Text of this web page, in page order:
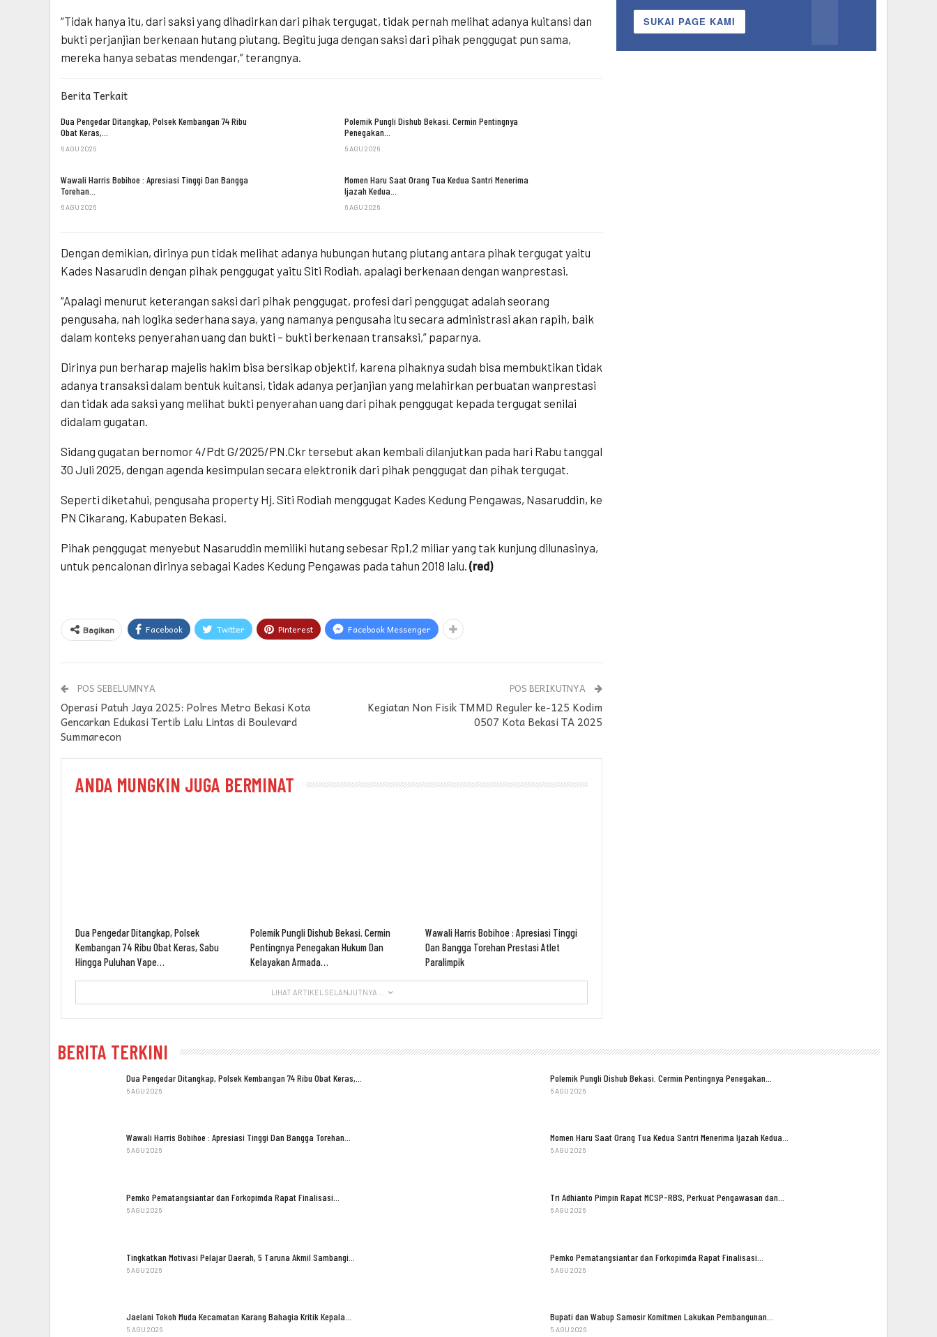
“Tidak hanya itu, dari saksi yang dihadirkan dari pihak tergugat, tidak pernah melihat adanya kuitansi dan
bukti perjanjian berkenaan hutang piutang. Begitu juga dengan saksi dari pihak penggugat pun sama,
mereka hanya sebatas mendengar,” terangnya.
Berita Terkait
Dua Pengedar Ditangkap, Polsek Kembangan 74 Ribu
Obat Keras,…
6 AGU 2026
Polemik Pungli Dishub Bekasi. Cermin Pentingnya
Penegakan…
6 AGU 2026
Wawali Harris Bobihoe : Apresiasi Tinggi Dan Bangga
Torehan…
6 AGU 2026
Momen Haru Saat Orang Tua Kedua Santri Menerima
Ijazah Kedua…
6 AGU 2026
Dengan demikian, dirinya pun tidak melihat adanya hubungan hutang piutang antara pihak tergugat yaitu
Kades Nasarudin dengan pihak penggugat yaitu Siti Rodiah, apalagi berkenaan dengan wanprestasi.
“Apalagi menurut keterangan saksi dari pihak penggugat, profesi dari penggugat adalah seorang
pengusaha, nah logika sederhana saya, yang namanya pengusaha itu secara administrasi akan rapih, baik
dalam konteks penyerahan uang dan bukti – bukti berkenaan transaksi,” paparnya.
Dirinya pun berharap majelis hakim bisa bersikap objektif, karena pihaknya sudah bisa membuktikan tidak
adanya transaksi dalam bentuk kuitansi, tidak adanya perjanjian yang melahirkan perbuatan wanprestasi
dan tidak ada saksi yang melihat bukti penyerahan uang dari pihak penggugat kepada tergugat senilai
didalam gugatan.
Sidang gugatan bernomor 4/Pdt G/2025/PN.Ckr tersebut akan kembali dilanjutkan pada hari Rabu tanggal
30 Juli 2025, dengan agenda kesimpulan secara elektronik dari pihak penggugat dan pihak tergugat.
Seperti diketahui, pengusaha property Hj. Siti Rodiah menggugat Kades Kedung Pengawas, Nasaruddin, ke
PN Cikarang, Kabupaten Bekasi.
Pihak penggugat menyebut Nasaruddin memiliki hutang sebesar Rp1,2 miliar yang tak kunjung dilunasinya,
untuk pencalonan dirinya sebagai Kades Kedung Pengawas pada tahun 2018 lalu. (red)
Bagikan Facebook Twitter Pinterest Facebook Messenger
POS SEBELUMNYA
Operasi Patuh Jaya 2025: Polres Metro Bekasi Kota
Gencarkan Edukasi Tertib Lalu Lintas di Boulevard
Summarecon
POS BERIKUTNYA
Kegiatan Non Fisik TMMD Reguler ke-125 Kodim
0507 Kota Bekasi TA 2025
ANDA MUNGKIN JUGA BERMINAT
Dua Pengedar Ditangkap, Polsek
Kembangan 74 Ribu Obat Keras, Sabu
Hingga Puluhan Vape…
Polemik Pungli Dishub Bekasi. Cermin
Pentingnya Penegakan Hukum Dan
Kelayakan Armada…
Wawali Harris Bobihoe : Apresiasi Tinggi
Dan Bangga Torehan Prestasi Atlet
Paralimpik
LIHAT ARTIKEL SELANJUTNYA ...
SUKAI PAGE KAMI
BERITA TERKINI
Dua Pengedar Ditangkap, Polsek Kembangan 74 Ribu Obat Keras,…
6 AGU 2026
Polemik Pungli Dishub Bekasi. Cermin Pentingnya Penegakan…
6 AGU 2026
Wawali Harris Bobihoe : Apresiasi Tinggi Dan Bangga Torehan…
6 AGU 2026
Momen Haru Saat Orang Tua Kedua Santri Menerima Ijazah Kedua…
6 AGU 2026
Pemko Pematangsiantar dan Forkopimda Rapat Finalisasi…
6 AGU 2026
Tri Adhianto Pimpin Rapat MCSP-RBS, Perkuat Pengawasan dan…
6 AGU 2026
Tingkatkan Motivasi Pelajar Daerah, 5 Taruna Akmil Sambangi…
6 AGU 2026
Pemko Pematangsiantar dan Forkopimda Rapat Finalisasi…
6 AGU 2026
Jaelani Tokoh Muda Kecamatan Karang Bahagia Kritik Kepala…
5 AGU 2026
Bupati dan Wabup Samosir Komitmen Lakukan Pembangunan…
5 AGU 2026